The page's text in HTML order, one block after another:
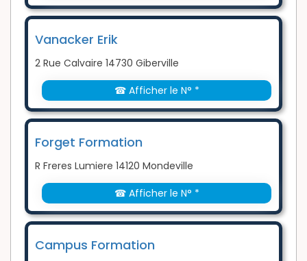
Vanacker Erik
2 Rue Calvaire 14730 Giberville
☎ Afficher le N° *
Forget Formation
R Freres Lumiere 14120 Mondeville
☎ Afficher le N° *
Campus Formation